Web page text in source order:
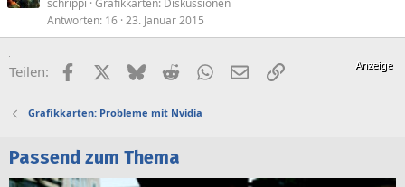
schrippi Grafikkarten: Diskussionen
Antworten 16 23. Januar 2015
Teilen: FacebookX (Twitter)
BlueskyRedditWhatsApp
E-MailLink
Grafikkarten: Probleme mit Nvidia
Passend zum Thema